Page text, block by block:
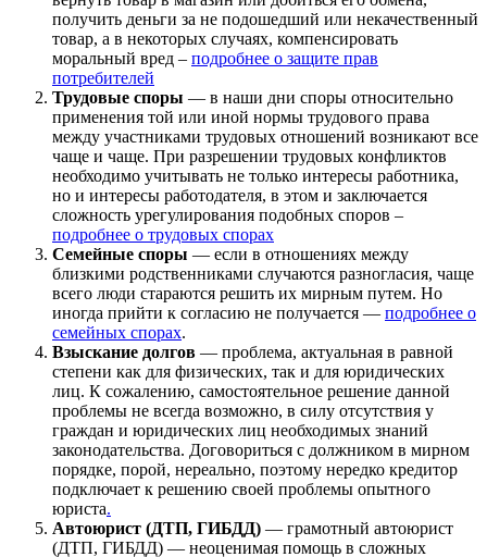
получить деньги за не подошедший или некачественный
товар, а в некоторых случаях, компенсировать
моральный вред – подробнее о защите прав
потребителей
Трудовые споры — в наши дни споры относительно
применения той или иной нормы трудового права
между участниками трудовых отношений возникают все
чаще и чаще. При разрешении трудовых конфликтов
необходимо учитывать не только интересы работника,
но и интересы работодателя, в этом и заключается
сложность урегулирования подобных споров –
подробнее о трудовых спорах
Семейные споры — если в отношениях между
близкими родственниками случаются разногласия, чаще
всего люди стараются решить их мирным путем. Но
иногда прийти к согласию не получается — подробнее о
семейных спорах.
Взыскание долгов — проблема, актуальная в равной
степени как для физических, так и для юридических
лиц. К сожалению, самостоятельное решение данной
проблемы не всегда возможно, в силу отсутствия у
граждан и юридических лиц необходимых знаний
законодательства. Договориться с должником в мирном
порядке, порой, нереально, поэтому нередко кредитор
подключает к решению своей проблемы опытного
юриста.
Автоюрист (ДТП, ГИБДД) — грамотный автоюрист
(ДТП, ГИБДД) — неоценимая помощь в сложных